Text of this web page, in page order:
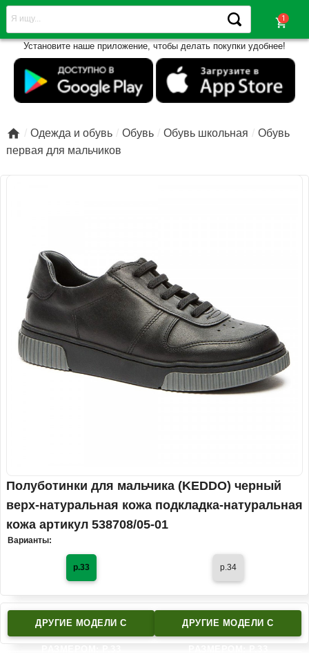
shopping_cart
Установите наше приложение, чтобы делать покупки удобнее!
 Одежда и обувь Обувь Обувь школьная
Обувь
первая для мальчиков
Полуботинки для мальчика (KEDDO) черный
верх-натуральная кожа подкладка-натуральная
кожа артикул 538708/05-01
Варианты:
р.33 р.34
ДРУГИЕ МОДЕЛИ C ДРУГИЕ МОДЕЛИ C